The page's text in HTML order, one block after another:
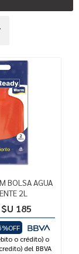
BOLSA AGUA
2L
$U 185
o crédito) o
del BBVA